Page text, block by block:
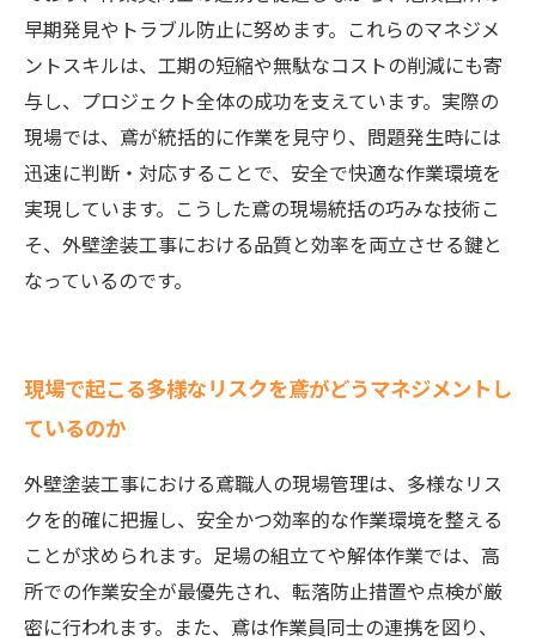
早期発見やトラブル防止に努めます。これらのマネジメ
ントスキルは、工期の短縮や無駄なコストの削減にも寄
与し、プロジェクト全体の成功を支えています。実際の
現場では、鳶が統括的に作業を見守り、問題発生時には
迅速に判断・対応することで、安全で快適な作業環境を
実現しています。こうした鳶の現場統括の巧みな技術こ
そ、外壁塗装工事における品質と効率を両立させる鍵と
なっているのです。
現場で起こる多様なリスクを鳶がどうマネジメントし
ているのか
外壁塗装工事における鳶職人の現場管理は、多様なリス
クを的確に把握し、安全かつ効率的な作業環境を整える
ことが求められます。足場の組立てや解体作業では、高
所での作業安全が最優先され、転落防止措置や点検が厳
密に行われます。また、鳶は作業員同士の連携を図り、